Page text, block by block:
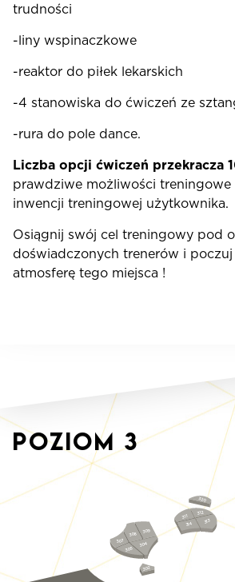
trudności
-liny wspinaczkowe
-reaktor do piłek lekarskich
-4 stanowiska do ćwiczeń ze
-rura do pole dance.
Liczba opcji ćwiczeń przekracza
prawdziwe możliwości treningowe
inwencji treningowej użytkownika.
Osiągnij swój cel treningowy pod
doświadczonych trenerów i poczuj
atmosferę tego miejsca !
Poziom3
312
313
320
311
314
309
308
307
304
305
302